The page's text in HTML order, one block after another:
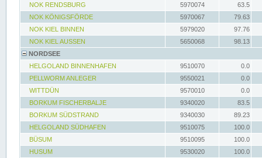
NOK RENDSBURG
5970074
63.5
NOK KÖNIGSFÖRDE
5970067
79.63
NOK KIEL BINNEN
5979020
97.76
NOK KIEL AUSSEN
5650068
98.13
NORDSEE
HELGOLAND BINNENHAFEN
9510070
0.0
PELLWORM ANLEGER
9550021
0.0
WITTDÜN
9570010
0.0
BORKUM FISCHERBALJE
9340020
83.5
BORKUM SÜDSTRAND
9340030
89.23
HELGOLAND SÜDHAFEN
9510075
100.0
BÜSUM
9510095
100.0
HUSUM
9530020 100.0